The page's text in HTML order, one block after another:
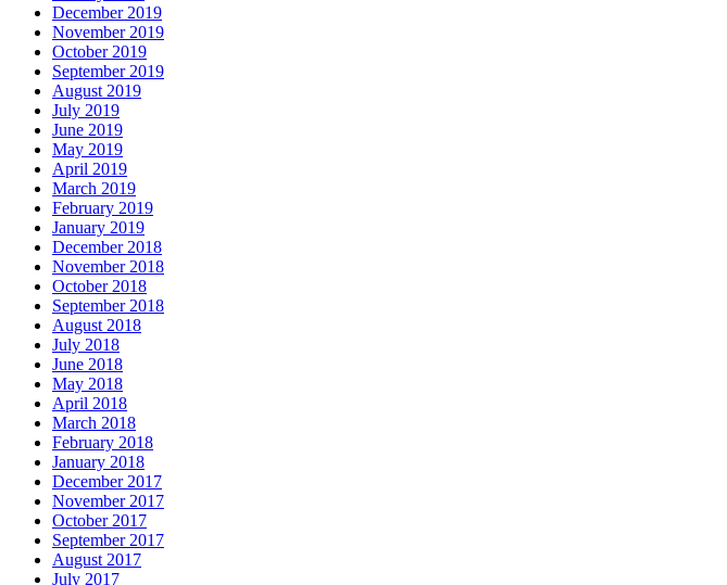
December 2019
November 2019
October 2019
September 2019
August 2019
July 2019
June 2019
May 2019
April 2019
March 2019
February 2019
January 2019
December 2018
November 2018
October 2018
September 2018
August 2018
July 2018
June 2018
May 2018
April 2018
March 2018
February 2018
January 2018
December 2017
November 2017
October 2017
September 2017
August 2017
July 2017